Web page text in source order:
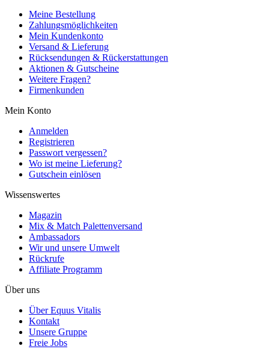
Meine Bestellung
Zahlungsmöglichkeiten
Mein Kundenkonto
Versand & Lieferung
Rücksendungen & Rückerstattungen
Aktionen & Gutscheine
Weitere Fragen?
Firmenkunden
Mein Konto
Anmelden
Registrieren
Passwort vergessen?
Wo ist meine Lieferung?
Gutschein einlösen
Wissenswertes
Magazin
Mix & Match Palettenversand
Ambassadors
Wir und unsere Umwelt
Rückrufe
Affiliate Programm
Über uns
Über Equus Vitalis
Kontakt
Unsere Gruppe
Freie Jobs